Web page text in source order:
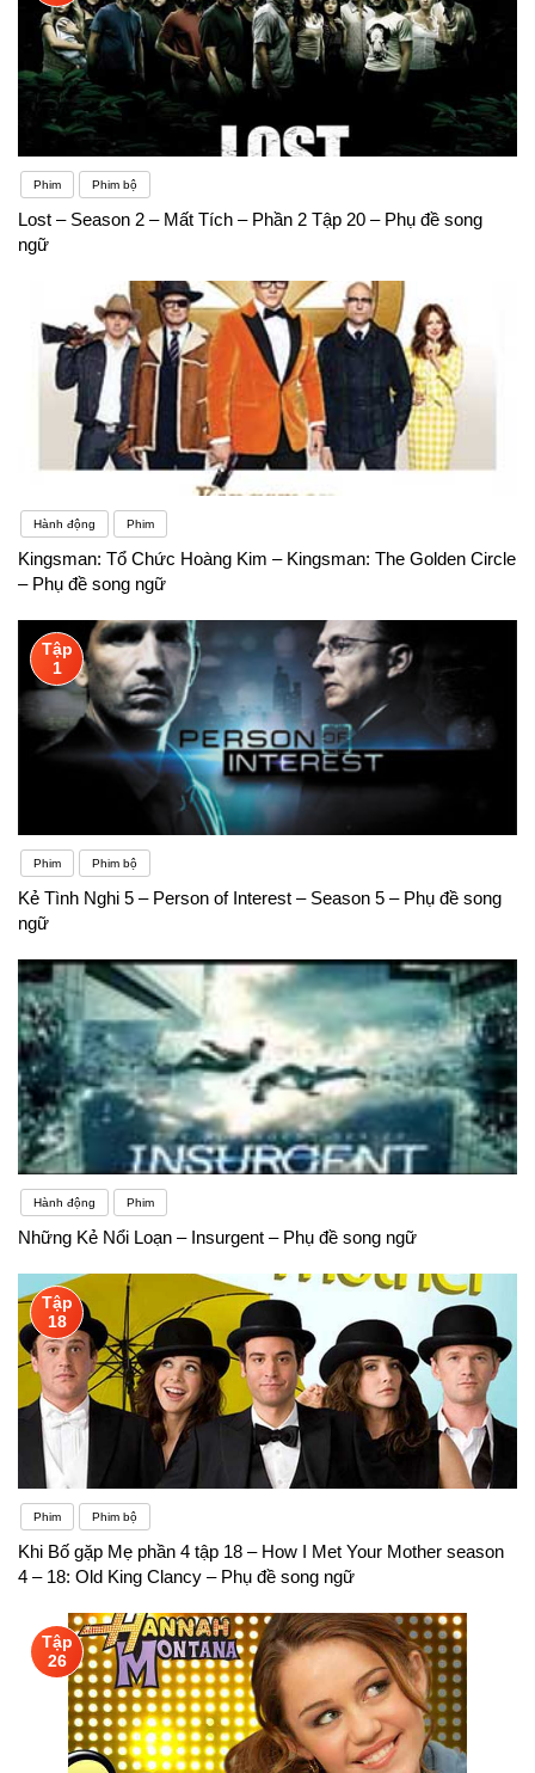
Phim Phim bộ
Lost – Season 2 – Mất Tích – Phần 2 Tập 20 – Phụ đề song
ngữ
Hành động Phim
Kingsman: Tổ Chức Hoàng Kim – Kingsman: The Golden Circle
– Phụ đề song ngữ
Tập
1
Phim Phim bộ
Kẻ Tình Nghi 5 – Person of Interest – Season 5 – Phụ đề song
ngữ
Hành động Phim
Những Kẻ Nổi Loạn – Insurgent – Phụ đề song ngữ
Tập
18
Phim Phim bộ
Khi Bố gặp Mẹ phần 4 tập 18 – How I Met Your Mother season
4 – 18: Old King Clancy – Phụ đề song ngữ
Tập
26